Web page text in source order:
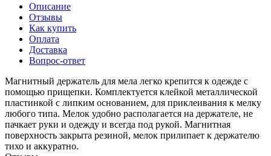
Описание
Отзывы
Как купить
Оплата
Доставка
Вопрос-ответ
Магнитный держатель для мела легко крепится к одежде с
помощью прищепки. Комплектуется клейкой металлической
пластинкой с липким основанием, для приклеивания к мелку
любого типа. Мелок удобно располагается на держателе, не
пачкает руки и одежду и всегда под рукой. Магнитная
поверхность закрыта резиной, мелок прилипает к держателю
тихо и аккуратно.